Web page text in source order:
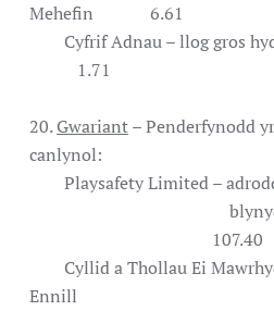
Mehefin 6.61
Cyfrif Adnau – llog
1.71
20.Gwariant– Penderfynodd
canlynol:
Playsafety Limited –
107.40
Cyllid a Thollau Ei
Ennill